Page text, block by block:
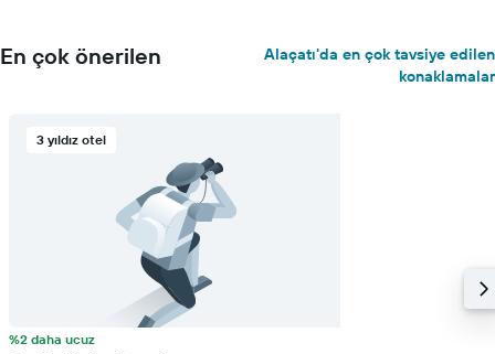
En çok önerilen
Alaçatı'da en çok tavsiye edilen
konaklamalar
3 yıldız otel
%2 daha ucuz